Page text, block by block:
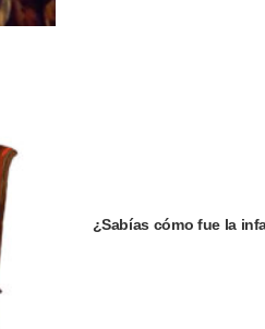
¿Sabías cómo fue la